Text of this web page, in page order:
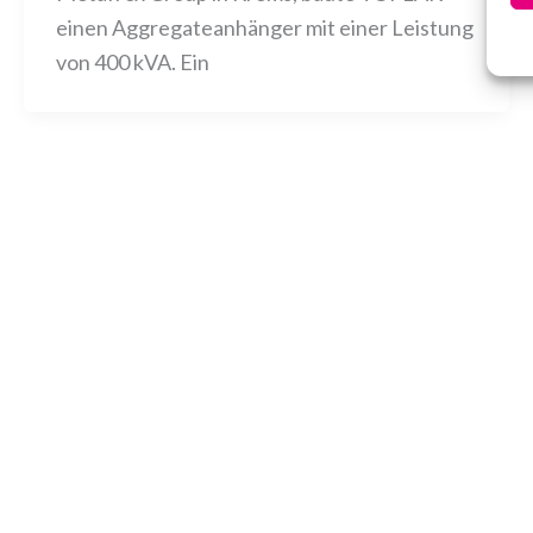
einen Aggregateanhänger mit einer Leistung
von 400 kVA. Ein